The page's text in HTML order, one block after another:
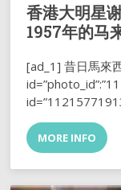
香港大明星
1957年的马
[ad_1] 昔日馬來
MORE INFO